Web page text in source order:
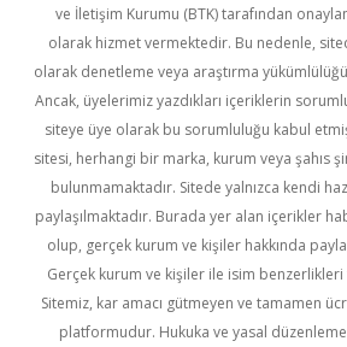
ve İletişim Kurumu (BTK) tarafından
olarak hizmet vermektedir. Bu nedenle,
olarak denetleme veya araştırma
Ancak, üyelerimiz yazdıkları içeriklerin
siteye üye olarak bu sorumluluğu kabul
sitesi, herhangi bir marka, kurum veya şahıs
bulunmamaktadır. Sitede yalnızca kendi
paylaşılmaktadır. Burada yer alan içerikler
olup, gerçek kurum ve kişiler hakkında
Gerçek kurum ve kişiler ile isim
Sitemiz, kar amacı gütmeyen ve tamamen
platformudur. Hukuka ve yasal